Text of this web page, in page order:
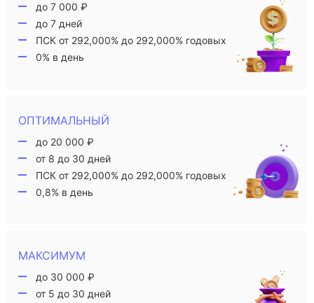
до 7 000 ₽
до 7 дней
ПСК от 292,000% до 292,000% годовых
0% в день
ОПТИМАЛЬНЫЙ
до 20 000 ₽
от 8 до 30 дней
ПСК от 292,000% до 292,000% годовых
0,8% в день
МАКСИМУМ
до 30 000 ₽
от 5 до 30 дней